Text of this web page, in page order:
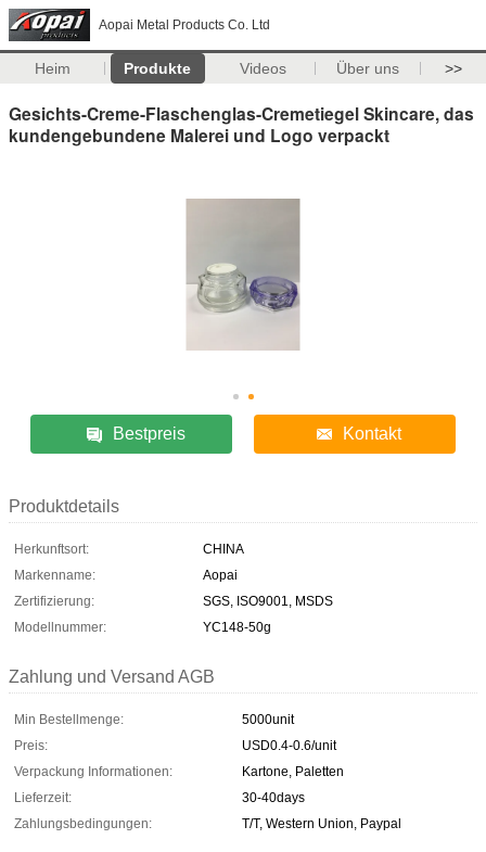
Aopai Metal Products Co. Ltd
Heim Produkte Videos Über uns >>
Gesichts-Creme-Flaschenglas-Cremetiegel Skincare, das
kundengebundene Malerei und Logo verpackt
Bestpreis Kontakt
Produktdetails
Herkunftsort:
CHINA
Markenname:
Aopai
Zertifizierung:
SGS, ISO9001, MSDS
Modellnummer:
YC148-50g
Zahlung und Versand AGB
Min Bestellmenge:
5000unit
Preis:
USD0.4-0.6/unit
Verpackung Informationen:
Kartone, Paletten
Lieferzeit:
30-40days
Zahlungsbedingungen:
T/T, Western Union, Paypal